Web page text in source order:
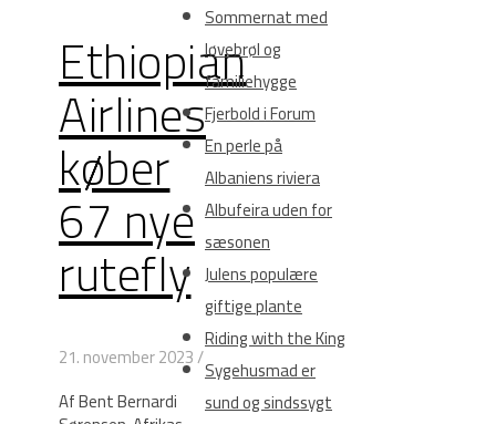
Ethiopian
Airlines
køber
67 nye
rutefly
21. november 2023/
Af Bent Bernardi
Sommernat med
løvebrøl og
familiehygge
Fjerbold i Forum
En perle på
Albaniens riviera
Albufeira uden for
sæsonen
Julens populære
giftige plante
Riding with the King
Sygehusmad er
sund og sindssygt